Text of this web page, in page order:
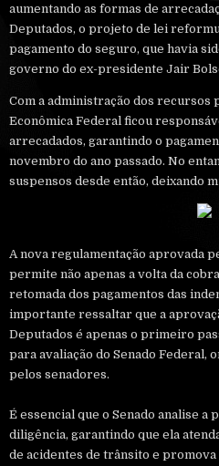
aumentando as formas de
Deputados, o projeto de lei
pagamento do seguro, que havia
governo do ex-presidente Jair
Com a administração dos recursos
Econômica Federal ficou
arrecadados, garantindo o
novembro do ano passado. No
suspensos desde então, deixando
A nova regulamentação aprovada
permite não apenas a volta da
retomada dos pagamentos das
importante ressaltar que a
Deputados é apenas o primeiro
para avaliação do Senado Federal,
pelos senadores.
É essencial que o Senado analise a
diligência, garantindo que ela
de acidentes de trânsito e